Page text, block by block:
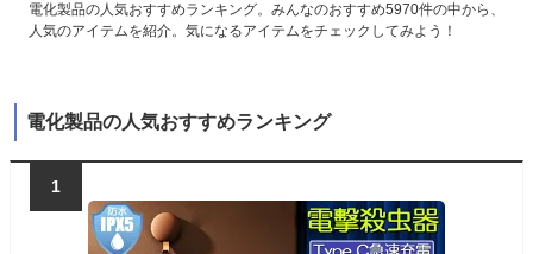
電化製品の人気おすすめランキング。みんなのおすすめ5970件の中から、
人気のアイテムを紹介。気になるアイテムをチェックしてみよう！
電化製品の人気おすすめランキング
1